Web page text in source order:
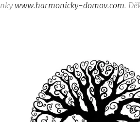
www.harmonicky-domov.com.